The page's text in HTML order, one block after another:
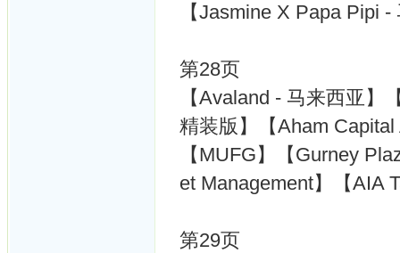
【Jasmine X Papa Pipi
第28页
【Avaland - 马来西亚
精装版】【Aham
【MUFG】【Gurney
et Management】【AIA
第29页